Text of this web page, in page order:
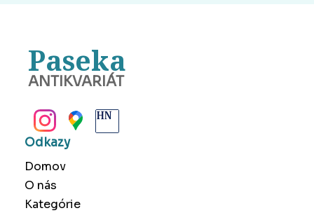
Paseka
ANTIKVARIÁT
Odkazy
Domov
O nás
Kategórie